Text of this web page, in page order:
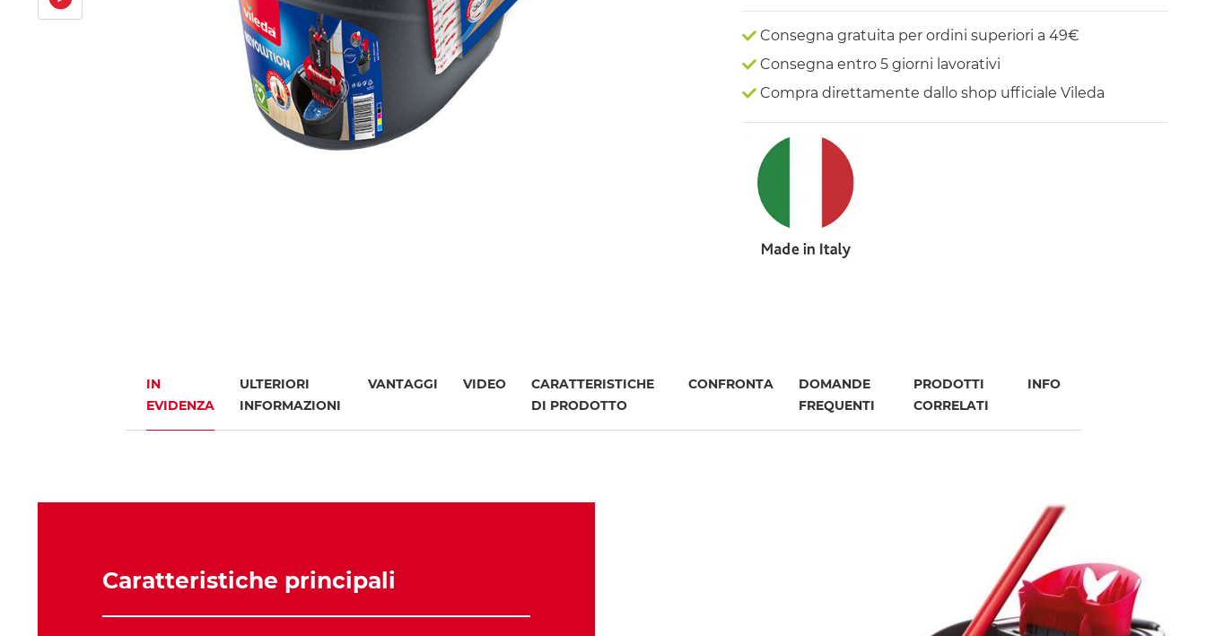
Consegna gratuita per ordini superiori a 49€
Consegna entro 5 giorni lavorativi
Compra direttamente dallo shop ufficiale Vileda
IN
EVIDENZA
ULTERIORI
INFORMAZIONI
VANTAGGI VIDEO
CARATTERISTICHE
DI PRODOTTO
CONFRONTA
DOMANDE
FREQUENTI
PRODOTTI
CORRELATI
INFO
Caratteristiche principali